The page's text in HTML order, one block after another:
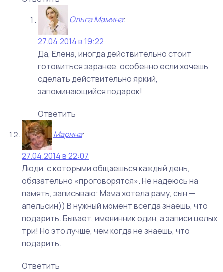
Ольга Мамина:
27.04.2014 в 19:22
Да, Елена, иногда действительно стоит
готовиться заранее, особенно если хочешь
сделать действительно яркий,
запоминающийся подарок!
Ответить
Марина:
27.04.2014 в 22:07
Люди, с которыми общаешься каждый день,
обязательно «проговорятся». Не надеюсь на
память, записываю: Мама хотела раму, сын —
апельсин)) В нужный момент всегда знаешь, что
подарить. Бывает, именинник один, а записи целых
три! Но это лучше, чем когда не знаешь, что
подарить.
Ответить